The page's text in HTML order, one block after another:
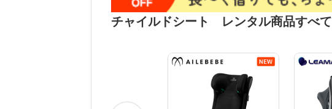
チャイルドシート レンタル商品すべて